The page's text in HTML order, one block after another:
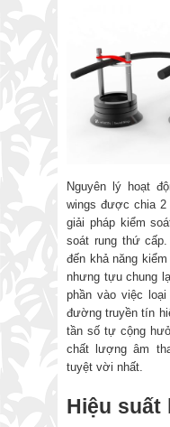
Nguyên lý hoạt
wings được chia 2
giải pháp kiểm
soát rung thứ
đến khả năng
nhưng tựu chung
phần vào việc
đường truyền tín
tần số tự cộng
chất lượng âm
tuyệt vời nhất.
Hiệu suất